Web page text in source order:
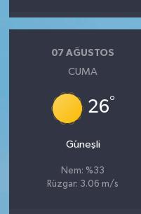
07 AĞUSTOS
CUMA
26°
Güneşli
Nem: %33
Rüzgar: 3.06 m/s